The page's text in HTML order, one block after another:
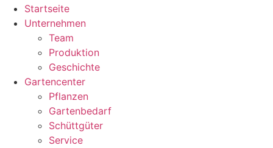
Startseite
Unternehmen
Team
Produktion
Geschichte
Gartencenter
Pflanzen
Gartenbedarf
Schüttgüter
Service